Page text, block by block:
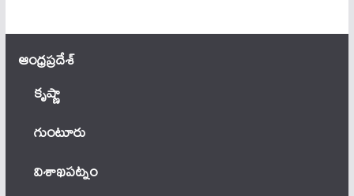
ఆంధ్ర‌ప్ర‌దేశ్
కృష్ణా
గుంటూరు
విశాఖపట్నం